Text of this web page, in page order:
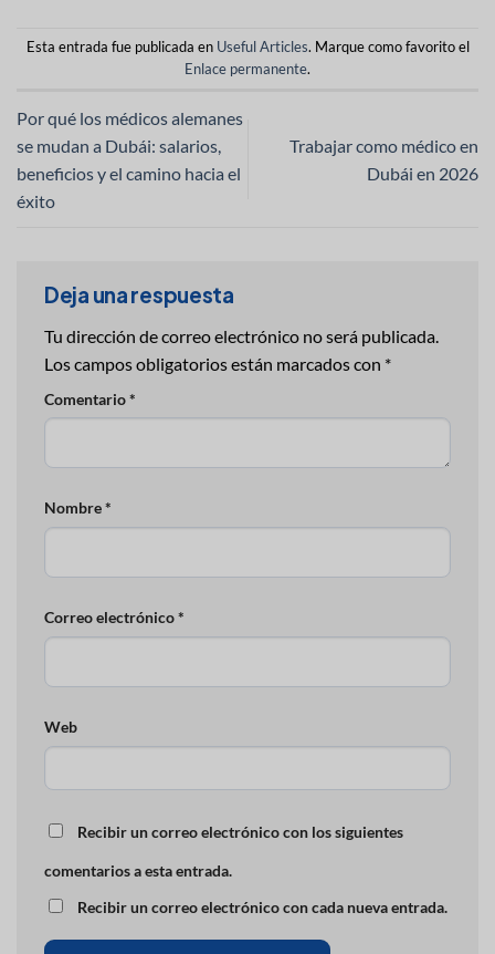
Esta entrada fue publicada en Useful Articles. Marque como favorito el
Enlace permanente.
Por qué los médicos alemanes
se mudan a Dubái: salarios,
beneficios y el camino hacia el
éxito
Trabajar como médico en
Dubái en 2026
Deja una respuesta
Tu dirección de correo electrónico no será publicada.
Los campos obligatorios están marcados con *
Comentario*
Nombre*
Correo electrónico*
Web
Recibir un correo electrónico con los siguientes
comentarios a esta entrada.
Recibir un correo electrónico con cada nueva entrada.